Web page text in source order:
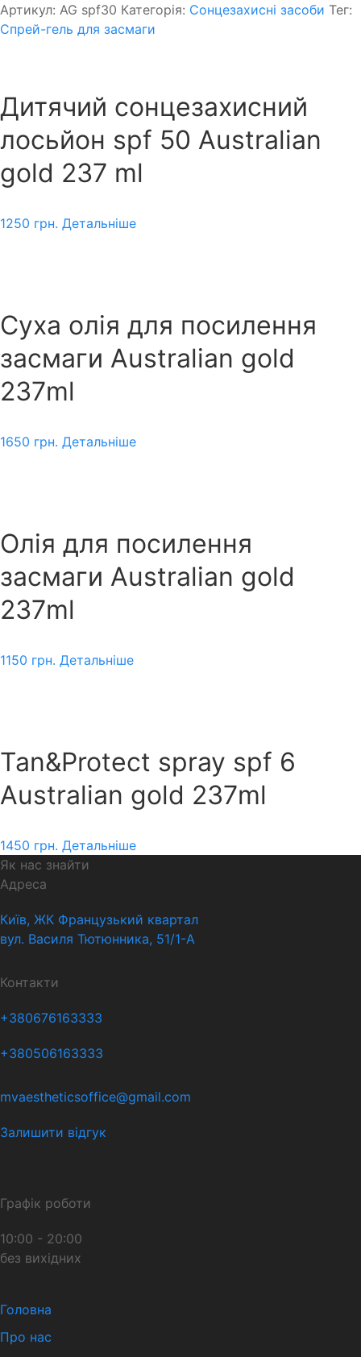
Артикул: AG spf30 Категорія: Сонцезахисні засоби Тег:
Спрей-гель для засмаги
Дитячий сонцезахисний
лосьйон spf 50 Australian
gold 237 ml
1250 грн. Детальніше
Суха олія для посилення
засмаги Australian gold
237ml
1650 грн. Детальніше
Олія для посилення
засмаги Australian gold
237ml
1150 грн. Детальніше
Tan&Protect spray spf 6
Australian gold 237ml
1450 грн. Детальніше
Як нас знайти
Адреса
Київ, ЖК Французький квартал
вул. Василя Тютюнника, 51/1-А
Контакти
+380676163333
+380506163333
mvaestheticsoffice@gmail.com
Залишити відгук
Графік роботи
10:00 - 20:00
без вихідних
Головна
Про нас